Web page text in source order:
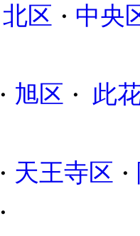
北区 ・ 中央
・ 旭区 ・ 此
・ 天王寺区 ・
・